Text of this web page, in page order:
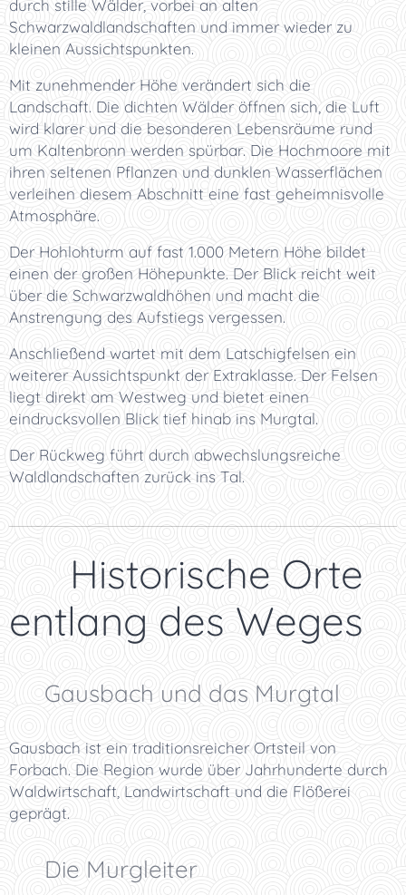
durch stille Wälder, vorbei an alten
Schwarzwaldlandschaften und immer wieder zu
kleinen Aussichtspunkten.
Mit zunehmender Höhe verändert sich die
Landschaft. Die dichten Wälder öffnen sich, die Luft
wird klarer und die besonderen Lebensräume rund
um Kaltenbronn werden spürbar. Die Hochmoore mit
ihren seltenen Pflanzen und dunklen Wasserflächen
verleihen diesem Abschnitt eine fast geheimnisvolle
Atmosphäre.
Der Hohlohturm auf fast 1.000 Metern Höhe bildet
einen der großen Höhepunkte. Der Blick reicht weit
über die Schwarzwaldhöhen und macht die
Anstrengung des Aufstiegs vergessen.
Anschließend wartet mit dem Latschigfelsen ein
weiterer Aussichtspunkt der Extraklasse. Der Felsen
liegt direkt am Westweg und bietet einen
eindrucksvollen Blick tief hinab ins Murgtal.
Der Rückweg führt durch abwechslungsreiche
Waldlandschaften zurück ins Tal.
🏰 Historische Orte
entlang des Weges
🏘️ Gausbach und das Murgtal
Gausbach ist ein traditionsreicher Ortsteil von
Forbach. Die Region wurde über Jahrhunderte durch
Waldwirtschaft, Landwirtschaft und die Flößerei
geprägt.
🌲 Die Murgleiter